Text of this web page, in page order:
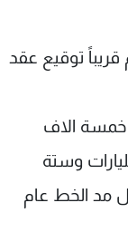
قريباً توقيع عقد
خمسة الاف
وستة
مد الخط عام